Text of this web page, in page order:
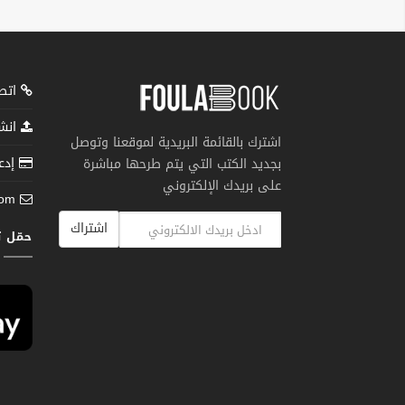
اشترك بالقائمة البريدية لموقعنا وتوصل
بجديد الكتب التي يتم طرحها مباشرة
على بريدك الإلكتروني
اشتراك
حمّل